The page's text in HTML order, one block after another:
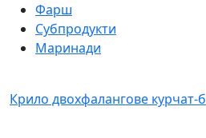
Фарш
Субпродукти
Маринади
Крило двохфалангове курчат-